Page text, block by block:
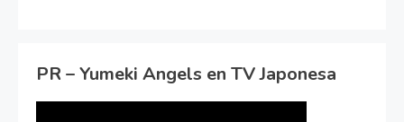
PR – Yumeki Angels en TV Japonesa